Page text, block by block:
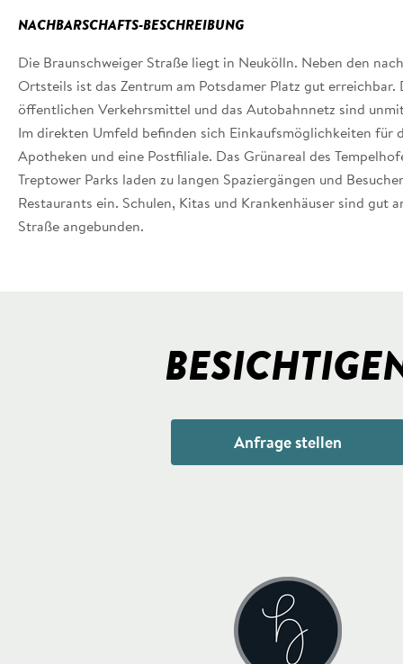
NACHBARSCHAFTS-BESCHREIBUNG
Die Braunschweiger Straße liegt in Neukölln. Neben den
Ortsteils ist das Zentrum am Potsdamer Platz gut erreichbar.
öffentlichen Verkehrsmittel und das Autobahnnetz sind
Im direkten Umfeld befinden sich Einkaufsmöglichkeiten für
Apotheken und eine Postfiliale. Das Grünareal des
Treptower Parks laden zu langen Spaziergängen und
Restaurants ein. Schulen, Kitas und Krankenhäuser sind gut
Straße angebunden.
Anfrage stellen